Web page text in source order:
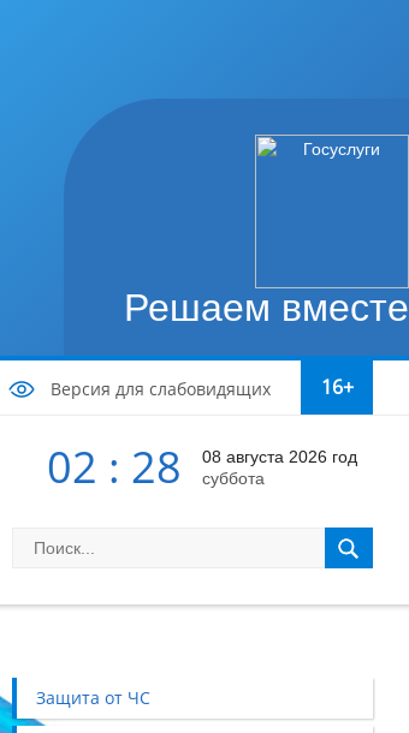
Решаем вместе
Версия для слабовидящих 16+
02 : 28
08 августа 2026 год
суббота
Защита от ЧС